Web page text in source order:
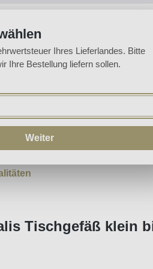
Espumante Aguardente
Tischgefäß klein
Ihres Lieferlandes. Bitte
Ihre Bestellung liefern sollen.
Weiter